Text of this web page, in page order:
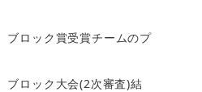
ロック賞受賞チームのプ
ロック大会(2次審査)結